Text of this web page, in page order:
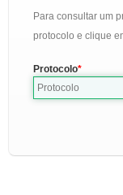
Para consultar um
protocolo e clique
Protocolo